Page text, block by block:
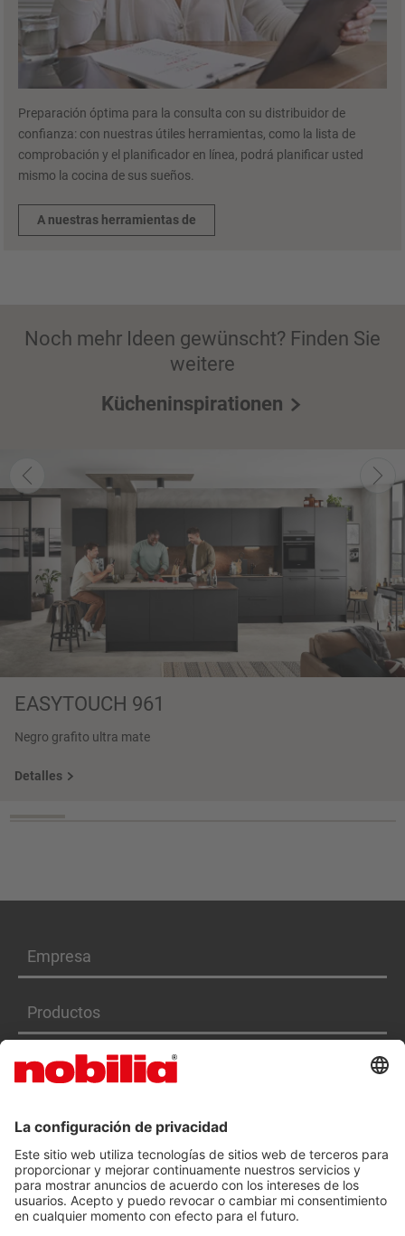
Preparación óptima para la consulta con su distribuidor de
confianza: con nuestras útiles herramientas, como la lista de
comprobación y el planificador en línea, podrá planificar usted
mismo la cocina de sus sueños.
A nuestras herramientas de
Noch mehr Ideen gewünscht? Finden Sie
weitere
Kücheninspirationen
EASYTOUCH 961
Negro grafito ultra mate
Detalles
Empresa
Productos
Servicios
DECLARACIÓN DE ACCESIBILIDAD
CGC